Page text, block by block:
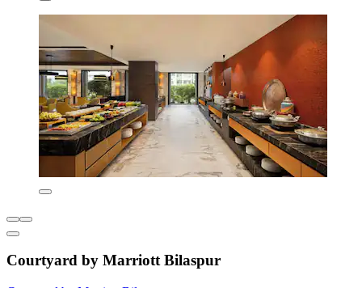
Courtyard by Marriott Bilaspur